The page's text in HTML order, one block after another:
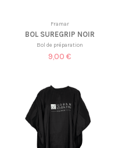
Framar
BOL SUREGRIP NOIR
Bol de préparation
9,00 €